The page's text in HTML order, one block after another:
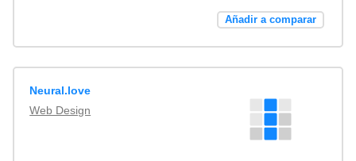
Añadir a comparar
Neural.love
Web Design